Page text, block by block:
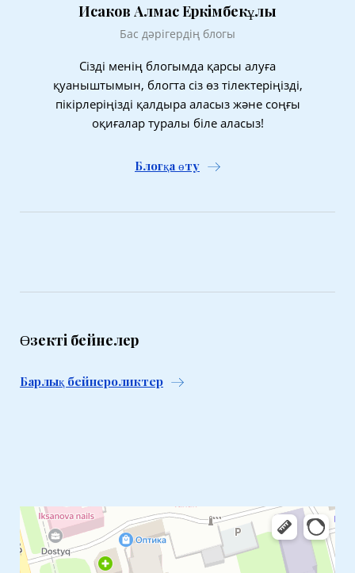
Исаков Алмас Еркімбекұлы
Бас дәрігердің блогы
Сізді менің блогымда қарсы алуға
қуаныштымын, блогта сіз өз тілектеріңізді,
пікірлеріңізді қалдыра аласыз және соңғы
оқиғалар туралы біле аласыз!
Блогқа өту
Өзекті бейнелер
Барлық бейнероликтер